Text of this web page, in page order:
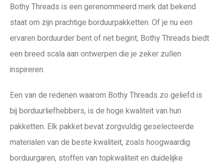
Bothy Threads is een gerenommeerd merk dat bekend
staat om zijn prachtige borduurpakketten. Of je nu een
ervaren borduurder bent of net begint, Bothy Threads biedt
een breed scala aan ontwerpen die je zeker zullen
inspireren.
Een van de redenen waarom Bothy Threads zo geliefd is
bij borduurliefhebbers, is de hoge kwaliteit van hun
pakketten. Elk pakket bevat zorgvuldig geselecteerde
materialen van de beste kwaliteit, zoals hoogwaardig
borduurgaren, stoffen van topkwaliteit en duidelijke